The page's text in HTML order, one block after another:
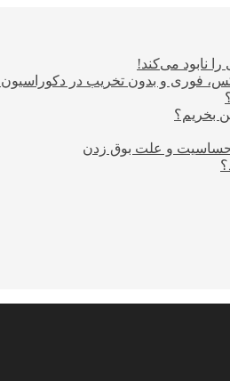
را نابود می‌کند!
فوری و بدون تخریب در
بخریم؟
حساسیت و علت بوق زدن